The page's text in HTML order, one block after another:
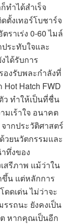
ทำได้สำเร็จ
ตั้งเทอร์โบชาร์จ
ราเร่ง 0-60 ไมล์
ระทับใจและ
ได้รับการ
องรับพละกำลังที่
Hatch FWD
ทำให้เป็นที่ชื่น
เร้าใจ อนาคต
ากประวัติศาสตร์
วยนวัตกรรมและ
ทึ่งของ
สรีภาพ แม้ว่าใน
น แต่หลักการ
ดเด่น ไม่ว่าจะ
รถนะ ยังคงเป็น
หากคุณเป็นอีก